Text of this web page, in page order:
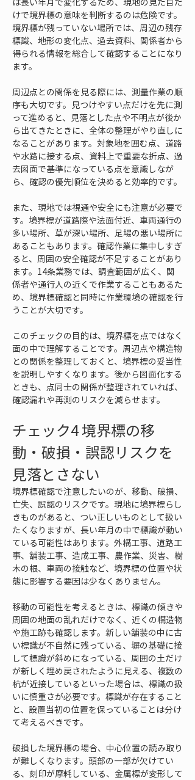
けで境界標の意味を判断するのは危険です。
境界標が残っていない場所では、周辺の残存
標識、地形の変化点、過去資料、関係者から
得られる情報を総合して確認することになり
ます。
周辺点との関係を見る際には、測量作業の順
序も大切です。見つけやすい点だけを先に測
って進めると、見落とした点や不明点が後か
ら出てきたときに、全体の整理がやり直しに
なることがあります。対象地を囲む点、道路
や水路に接する点、資料上で重要な折点、過
去図面で基準になっている点を意識しなが
ら、確認の優先順位を決めると効率的です。
また、現地では視通や安全にも注意が必要で
す。境界標が道路際や法面付近、車両通行の
多い場所、草が深い場所、足場の悪い場所に
あることもあります。確認作業に集中しすぎ
ると、周囲の安全確認が不足することがあり
ます。14条業務では、調査範囲が広く、関
係者や通行人の近くで作業することもあるた
め、境界標確認と同時に作業環境の確認を行
うことが大切です。
このチェックの目的は、境界標を点ではなく
面の中で理解することです。周辺点や構造物
との関係を整理しておくと、境界標の妥当性
を説明しやすくなります。後から図面化する
ときも、点同士の関係が整理されていれば、
確認漏れや再測のリスクを減らせます。
チェック4 境界標の移
動・破損・誤認リスクを
見落とさない
境界標確認で注意したいのが、移動、破損、
亡失、誤認のリスクです。現地に境界標らし
きものがあると、つい正しいものとして扱い
たくなりますが、長い年月の中で標識が動い
ている可能性はあります。外構工事、道路工
事、舗装工事、造成工事、農作業、災害、樹
木の根、車両の接触など、境界標の位置や状
態に影響する要因は少なくありません。
移動の可能性を考えるときは、標識の傾きや
周囲の地面の乱れだけでなく、近くの構造物
や施工跡も確認します。新しい舗装の中に古
い標識が不自然に残っている、塀の基礎に接
して標識が斜めになっている、周囲の土だけ
が新しく埋め戻されたように見える、複数の
杭が近接しているといった場合は、標識の扱
いに慎重さが必要です。標識が存在すること
と、設置当初の位置を保っていることは分け
て考えるべきです。
破損した境界標の場合、中心位置の読み取り
が難しくなります。頭部の一部が欠けてい
る、刻印が摩耗している、金属標が変形して